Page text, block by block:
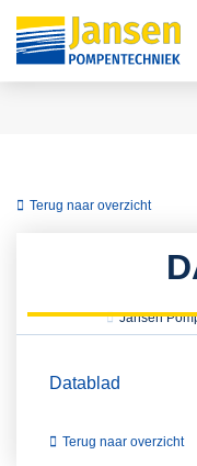
Terug naar overzicht
Jansen
Datablad
Terug naar overzicht